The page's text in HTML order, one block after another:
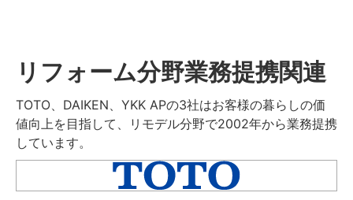
リフォーム分野業務提携関連
TOTO、DAIKEN、YKK APの3社はお客様の暮らしの価
値向上を目指して、リモデル分野で2002年から業務提携
しています。